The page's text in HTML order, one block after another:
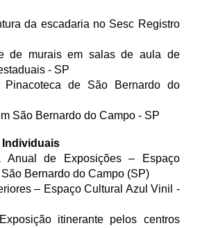
da escadaria no Sesc Registro
de murais em salas de aula de
- SP
de São Bernardo do
São Bernardo do Campo - SP
Individuais
Anual de Exposições – Espaço
Bernardo do Campo (SP)
– Espaço Cultural Azul Vinil -
itinerante pelos centros